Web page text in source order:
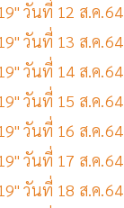
วันที่ 12 ส.ค.64
วันที่ 13 ส.ค.64
วันที่ 14 ส.ค.64
วันที่ 15 ส.ค.64
วันที่ 16 ส.ค.64
วันที่ 17 ส.ค.64
วันที่ 18 ส.ค.64